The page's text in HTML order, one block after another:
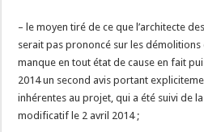
– le moyen tiré de ce que l’architecte
serait pas prononcé sur les
manque en tout état de cause en fait
2014 un second avis portant
inhérentes au projet, qui a été suivi de
modificatif le 2 avril 2014 ;